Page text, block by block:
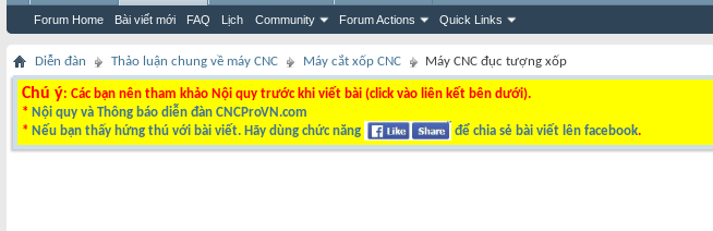
Forum Home Bài viết mới FAQ Lịch Community Forum Actions Quick Links
Diễn đàn Thảo luận chung về máy CNC Máy cắt xốp CNC Máy CNC đục tượng xốp
Chú ý: Các bạn nên tham khảo Nội quy trước khi viết bài (click vào liên kết bên dưới).
* Nội quy và Thông báo diễn đàn CNCProVN.com
* Nếu bạn thấy hứng thú với bài viết. Hãy dùng chức năng để chia sẻ bài viết lên facebook.